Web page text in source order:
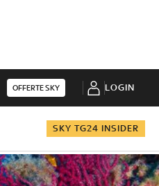
OFFERTE SKY LOGIN
SKY TG24 INSIDER